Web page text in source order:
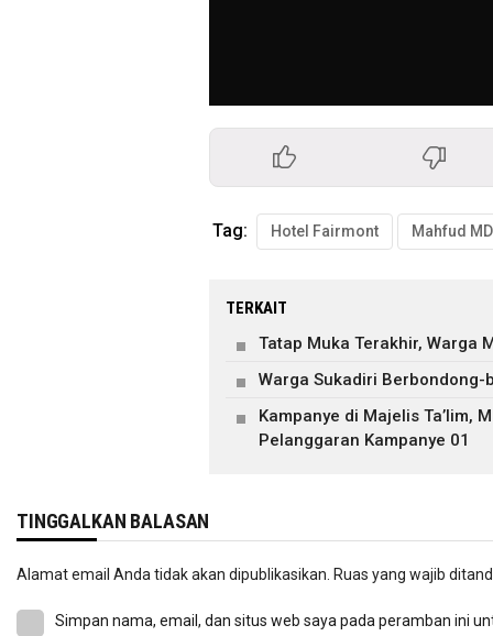
Tag: Hotel Fairmont Mahfud MD
TERKAIT
Tatap Muka Terakhir, Warga
Warga Sukadiri
Kampanye di Majelis Ta’lim,
Pelanggaran Kampanye 01
TINGGALKAN BALASAN
Alamat email Anda tidak akan dipublikasikan. Ruas yang wajib
Simpan nama, email, dan situs web saya pada peramban ini